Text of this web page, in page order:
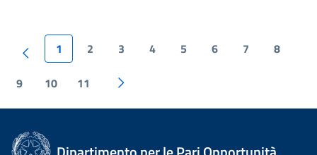
1 2 3 4 5 6 7 8
9 10 11